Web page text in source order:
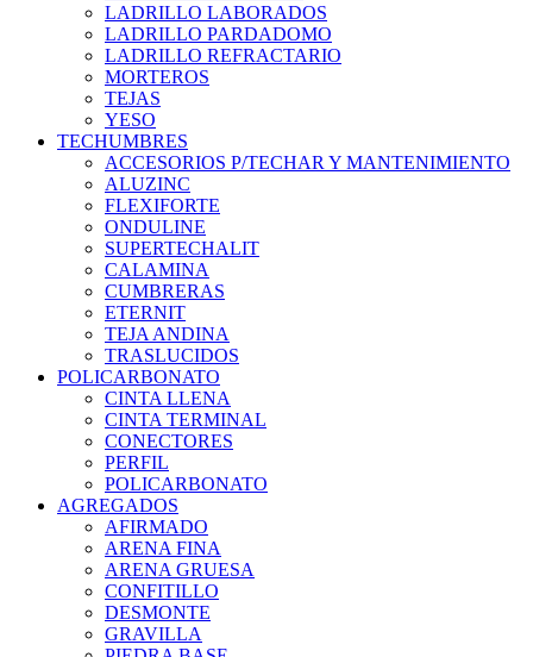
LADRILLO LABORADOS
LADRILLO PARDADOMO
LADRILLO REFRACTARIO
MORTEROS
TEJAS
YESO
TECHUMBRES
ACCESORIOS P/TECHAR Y MANTENIMIENTO
ALUZINC
FLEXIFORTE
ONDULINE
SUPERTECHALIT
CALAMINA
CUMBRERAS
ETERNIT
TEJA ANDINA
TRASLUCIDOS
POLICARBONATO
CINTA LLENA
CINTA TERMINAL
CONECTORES
PERFIL
POLICARBONATO
AGREGADOS
AFIRMADO
ARENA FINA
ARENA GRUESA
CONFITILLO
DESMONTE
GRAVILLA